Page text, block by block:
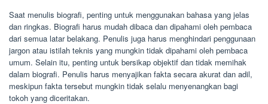
Saat menulis biografi, penting untuk menggunakan bahasa yang jelas
dan ringkas. Biografi harus mudah dibaca dan dipahami oleh pembaca
dari semua latar belakang. Penulis juga harus menghindari penggunaan
jargon atau istilah teknis yang mungkin tidak dipahami oleh pembaca
umum. Selain itu, penting untuk bersikap objektif dan tidak memihak
dalam biografi. Penulis harus menyajikan fakta secara akurat dan adil,
meskipun fakta tersebut mungkin tidak selalu menyenangkan bagi
tokoh yang diceritakan.